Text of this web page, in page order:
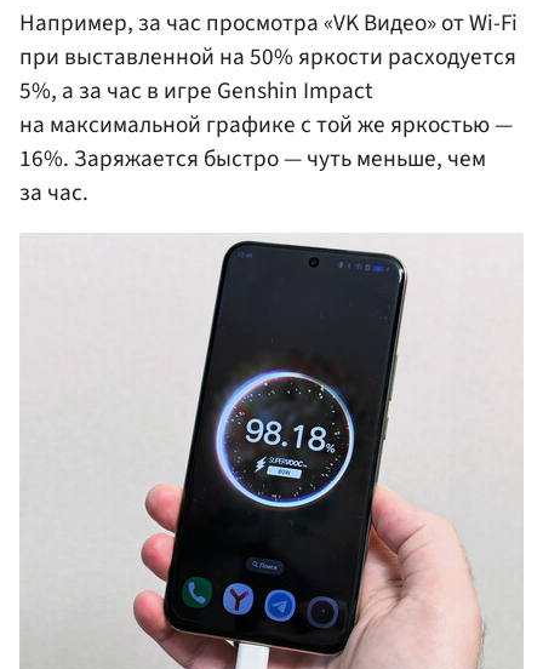
Например, за час просмотра «VK Видео» от Wi-Fi
при выставленной на 50% яркости расходуется
5%, а за час в игре Genshin Impact
на максимальной графике с той же яркостью —
16%. Заряжается быстро — чуть меньше, чем
за час.